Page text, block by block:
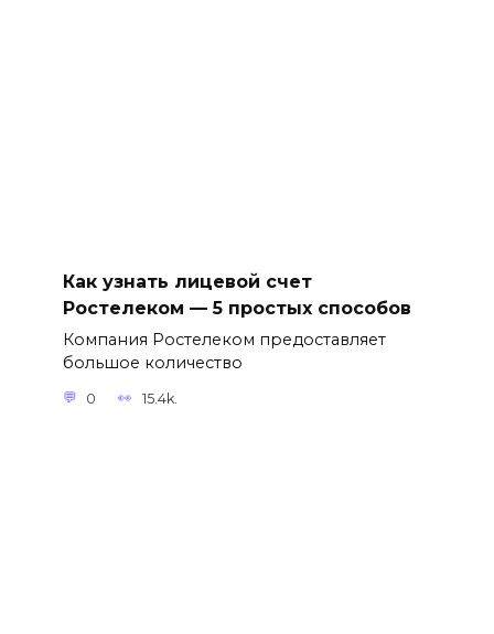
Как узнать лицевой счет
Ростелеком — 5 простых способов
Компания Ростелеком предоставляет
большое количество
0 15.4k.